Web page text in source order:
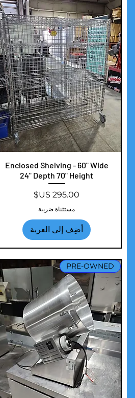
العرض السريع
Enclosed Shelving - 60" Wide
24" Depth 70" Height
السعر
مستثناة ضريبة
أضِف إلى العربة
PRE-OWNED